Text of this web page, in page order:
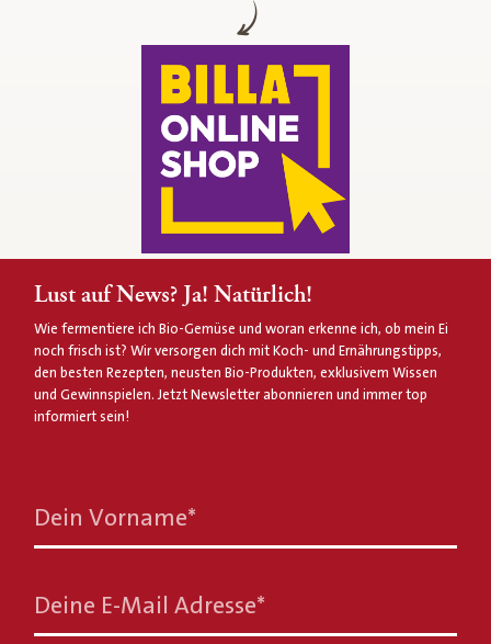
Lust auf News? Ja! Natürlich!
Wie fermentiere ich Bio-Gemüse und woran erkenne ich, ob mein Ei
noch frisch ist? Wir versorgen dich mit Koch- und Ernährungstipps,
den besten Rezepten, neusten Bio-Produkten, exklusivem Wissen
und Gewinnspielen. Jetzt Newsletter abonnieren und immer top
informiert sein!
Dein Vorname*
Deine E-Mail Adresse*